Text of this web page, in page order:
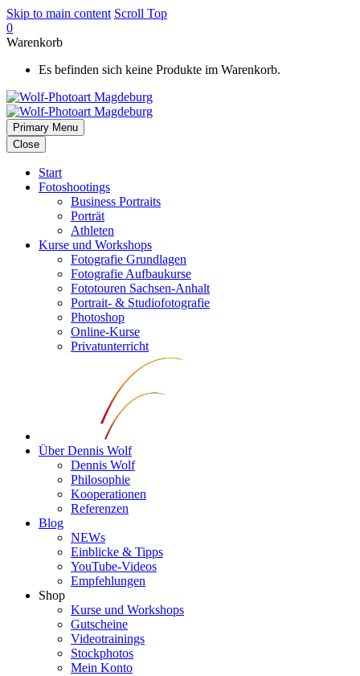
Skip to main content Scroll Top
0
Warenkorb
Es befinden sich keine Produkte im Warenkorb.
Primary Menu
Close
Start
Fotoshootings
Business Portraits
Porträt
Athleten
Kurse und Workshops
Fotografie Grundlagen
Fotografie Aufbaukurse
Fototouren Sachsen-Anhalt
Portrait- & Studiofotografie
Photoshop
Online-Kurse
Privatunterricht
Über Dennis Wolf
Dennis Wolf
Philosophie
Kooperationen
Referenzen
Blog
NEWs
Einblicke & Tipps
YouTube-Videos
Empfehlungen
Shop
Kurse und Workshops
Gutscheine
Videotrainings
Stockphotos
Mein Konto